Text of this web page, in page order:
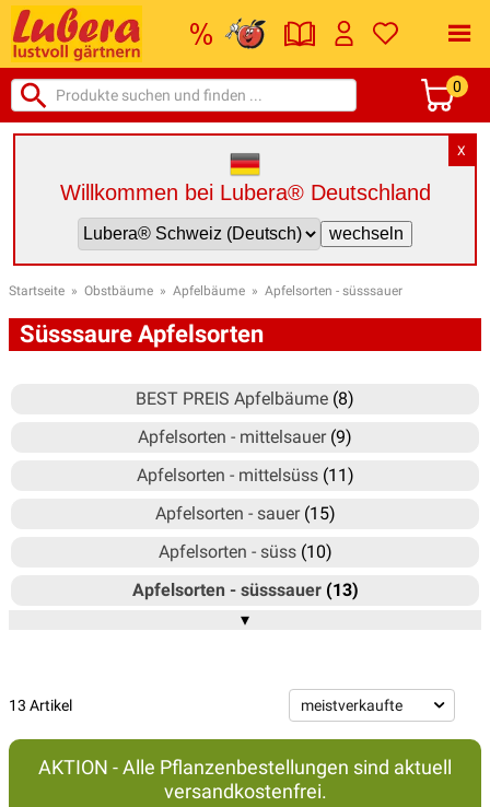
0
X
Willkommen bei Lubera® Deutschland
Startseite » Obstbäume » Apfelbäume » Apfelsorten - süsssauer
Süsssaure Apfelsorten
BEST PREIS Apfelbäume (8)
Apfelsorten - mittelsauer(9)
Apfelsorten - mittelsüss(11)
Apfelsorten - sauer(15)
Apfelsorten - süss(10)
Apfelsorten - süsssauer(13)
Gelbe Äpfel - Bionda®
(13)
Paradis®-Äpfel(20)
Rotfleischige Äpfel - Redloves® (7)
▾
13 Artikel
AKTION - Alle Pflanzenbestellungen sind aktuell
versandkostenfrei.